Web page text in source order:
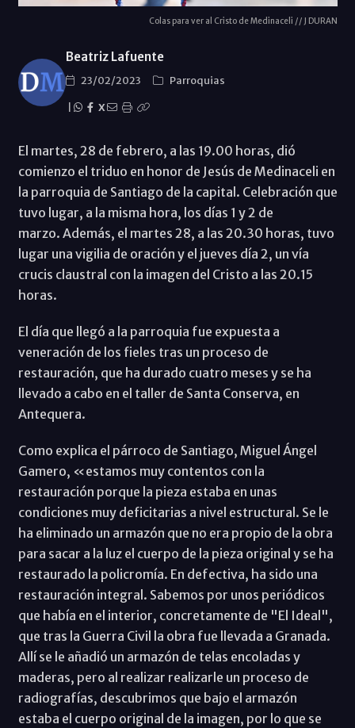
Colas para ver al Cristo de Medinaceli // J DURAN
Beatriz Lafuente
23/02/2023
Parroquias
X
El martes, 28 de febrero, a las 19.00 horas, dió
comienzo el triduo en honor de Jesús de Medinaceli en
la parroquia de Santiago de la capital. Celebración que
tuvo lugar, a la misma hora, los días 1 y 2 de
marzo. Además, el martes 28, a las 20.30 horas, tuvo
lugar una vigilia de oración y el jueves día 2, un vía
crucis claustral con la imagen del Cristo a las 20.15
horas.
El día que llegó a la parroquia fue expuesta a
veneración de los fieles tras un proceso de
restauración, que ha durado cuatro meses y se ha
llevado a cabo en el taller de Santa Conserva, en
Antequera.
Como explica el párroco de Santiago, Miguel Ángel
Gamero, «estamos muy contentos con la
restauración porque la pieza estaba en unas
condiciones muy deficitarias a nivel estructural. Se le
ha eliminado un armazón que no era propio de la obra
para sacar a la luz el cuerpo de la pieza original y se ha
restaurado la policromía. En defectiva, ha sido una
restauración integral. Sabemos por unos periódicos
que había en el interior, concretamente de "El Ideal",
que tras la Guerra Civil la obra fue llevada a Granada.
Allí se le añadió un armazón de telas encoladas y
maderas, pero al realizar realizarle un proceso de
radiografías, descubrimos que bajo el armazón
estaba el cuerpo original de la imagen, por lo que se